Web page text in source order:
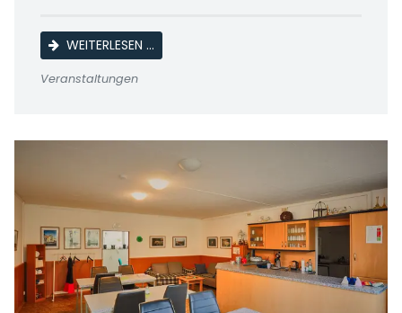
WEITERLESEN …KAFFEENACHMITTAG
Veranstaltungen